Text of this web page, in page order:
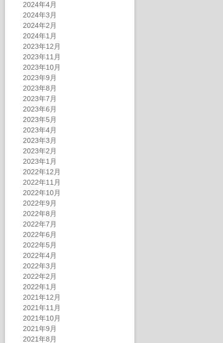
2024年4月
2024年3月
2024年2月
2024年1月
2023年12月
2023年11月
2023年10月
2023年9月
2023年8月
2023年7月
2023年6月
2023年5月
2023年4月
2023年3月
2023年2月
2023年1月
2022年12月
2022年11月
2022年10月
2022年9月
2022年8月
2022年7月
2022年6月
2022年5月
2022年4月
2022年3月
2022年2月
2022年1月
2021年12月
2021年11月
2021年10月
2021年9月
2021年8月